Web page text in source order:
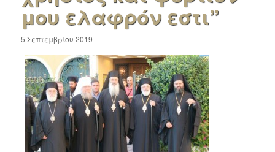
μου ελαφρόν εστι”
5 Σεπτεμβρίου 2019